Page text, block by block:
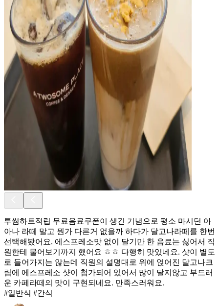
투썸하트적립 무료음료쿠폰이 생긴 기념으로 평소 마시던 아
아나 라떼 말고 뭔가 다른거 없을까 하다가 달고나라떼를 한번
선택해봤어요. 에스프레소맛 없이 달기만 한 음료는 싫어서 직
원한테 물어보기까지 했어요 ㅎㅎ 다행히 맛있네요. 샷이 별도
로 들어가지는 않는데 직원의 설명대로 위에 얹어진 달고나크
림에 에스프레소 샷이 첨가되어 있어서 많이 달지않고 부드러
운 카페라떼의 맛이 구현되네요. 만족스러워요.
#일반식 #간식